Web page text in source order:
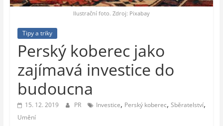
vesmír
Ilustrační foto. Zdroj: Pixabay
Tipy a triky
Perský koberec jako
zajímavá investice do
budoucna
15. 12. 2019 PR Investice, Perský koberec, Sběratelství,
Umění